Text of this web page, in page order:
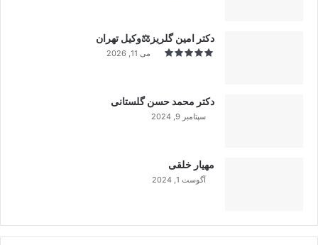
دکتر امین گلریز⚖️وکیل تهران
می 11, 2026
دکتر محمد حسن گلستانی
سپتامبر 9, 2024
مهیار خلقی
آگوست 1, 2024